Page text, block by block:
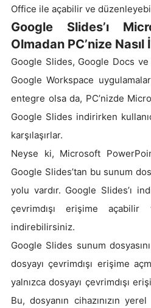
Office ile açabilir ve
Google Slides’ı
Olmadan PC’nize
Google Slides, Google Docs
Google Workspace
entegre olsa da, PC’nizde
Google Slides indirirken
karşılaşırlar.
Neyse ki, Microsoft
Google Slides’tan bu sunum
yolu vardır. Google Slides’ı
çevrimdışı erişime
indirebilirsiniz.
Google Slides sunum
dosyayı çevrimdışı erişime
yalnızca dosyayı çevrimdışı
Bu, dosyanın cihazınızın